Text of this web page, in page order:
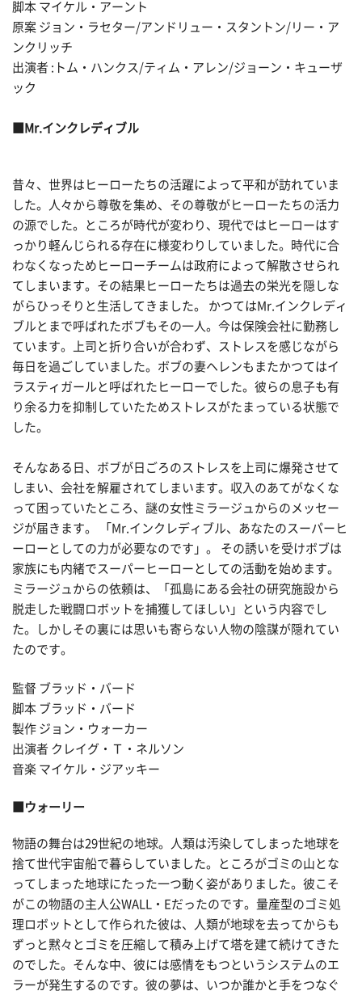
脚本 マイケル・アーント
原案 ジョン・ラセター/アンドリュー・スタントン/リー・ア
ンクリッチ
出演者 :トム・ハンクス/ティム・アレン/ジョーン・キューザ
ック
■Mr.インクレディブル
昔々、世界はヒーローたちの活躍によって平和が訪れていま
した。人々から尊敬を集め、その尊敬がヒーローたちの活力
の源でした。ところが時代が変わり、現代ではヒーローはす
っかり軽んじられる存在に様変わりしていました。時代に合
わなくなっためヒーローチームは政府によって解散させられ
てしまいます。その結果ヒーローたちは過去の栄光を隠しな
がらひっそりと生活してきました。 かつてはMr.インクレディ
ブルとまで呼ばれたボブもその一人。今は保険会社に勤務し
ています。上司と折り合いが合わず、ストレスを感じながら
毎日を過ごしていました。ボブの妻ヘレンもまたかつてはイ
ラスティガールと呼ばれたヒーローでした。彼らの息子も有
り余る力を抑制していたためストレスがたまっている状態で
した。
そんなある日、ボブが日ごろのストレスを上司に爆発させて
しまい、会社を解雇されてしまいます。収入のあてがなくな
って困っていたところ、謎の女性ミラージュからのメッセー
ジが届きます。 「Mr.インクレディブル、あなたのスーパーヒ
ーローとしての力が必要なのです」。 その誘いを受けボブは
家族にも内緒でスーパーヒーローとしての活動を始めます。
ミラージュからの依頼は、「孤島にある会社の研究施設から
脱走した戦闘ロボットを捕獲してほしい」という内容でし
た。しかしその裏には思いも寄らない人物の陰謀が隠れてい
たのです。
監督 ブラッド・バード
脚本 ブラッド・バード
製作 ジョン・ウォーカー
出演者 クレイグ・Ｔ・ネルソン
音楽 マイケル・ジアッキー
■ウォーリー
物語の舞台は29世紀の地球。人類は汚染してしまった地球を
捨て世代宇宙船で暮らしていました。ところがゴミの山とな
ってしまった地球にたった一つ動く姿がありました。彼こそ
がこの物語の主人公WALL・Eだったのです。量産型のゴミ処
理ロボットとして作られた彼は、人類が地球を去ってからも
ずっと黙々とゴミを圧縮して積み上げて塔を建て続けてきた
のでした。そんな中、彼には感情をもつというシステムのエ
ラーが発生するのです。彼の夢は、いつか誰かと手をつなぐ